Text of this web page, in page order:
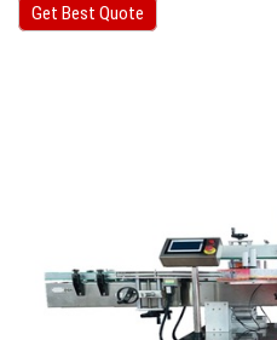
Get Best Quote